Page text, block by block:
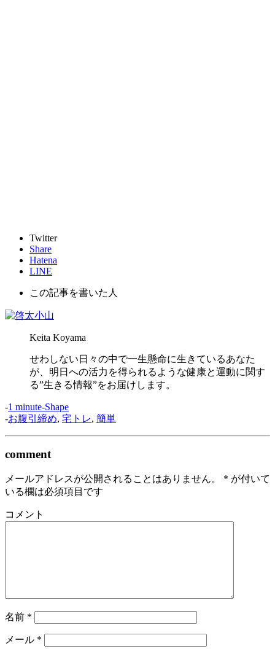
Twitter
Share
Hatena
LINE
この記事を書いた人
Keita Koyama
せわしない日々の中で一生懸命に生きているあなた
が、明日への活力を得られるような健康と運動に関す
る”生きる情報”をお届けします。
-1 minute-Shape
-お腹引締め, 宅トレ, 簡単
comment
メールアドレスが公開されることはありません。 * が付いて
いる欄は必須項目です
コメント
名前 *
メール *